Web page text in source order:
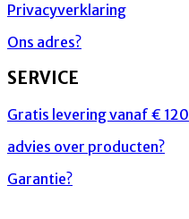
Privacyverklaring
Ons adres?
SERVICE
Gratis levering vanaf € 120
advies over producten?
Garantie?